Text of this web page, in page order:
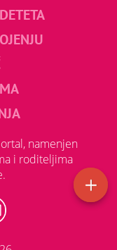
namenjen
i roditeljima